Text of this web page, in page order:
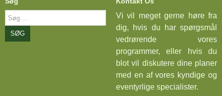
Søg
…
SØG
Vi vil meget gerne høre fra
dig, hvis du har spørgsmål
vedrørende vores
programmer, eller hvis du
blot vil diskutere dine planer
med en af vores kyndige og
eventyrlige specialister.